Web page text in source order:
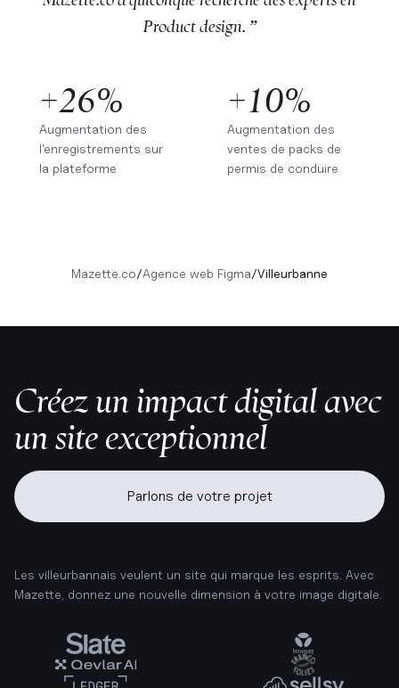
Product design. ”
+26%
Augmentation des
l'enregistrements sur
la plateforme
+10%
Augmentation des
ventes de packs de
permis de conduire
Mazette.co/Agence web Figma/Villeurbanne
Créez un impact digital avec
un site exceptionnel
Parlons de votre projet
Les villeurbannais veulent un site qui marque les esprits. Avec
Mazette, donnez une nouvelle dimension à votre image digitale.